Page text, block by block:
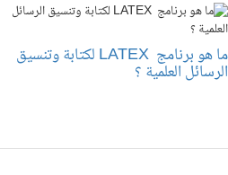
ما هو برنامج LATEX لكتابة وتنسيق
الرسائل العلمية ؟